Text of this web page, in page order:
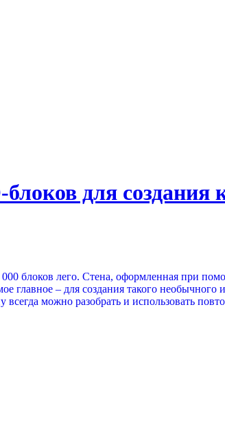
для создания
блоков лего. Стена, оформленная при
– для создания такого необычного
можно разобрать и использовать